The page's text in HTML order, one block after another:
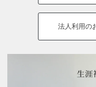
法人利用の